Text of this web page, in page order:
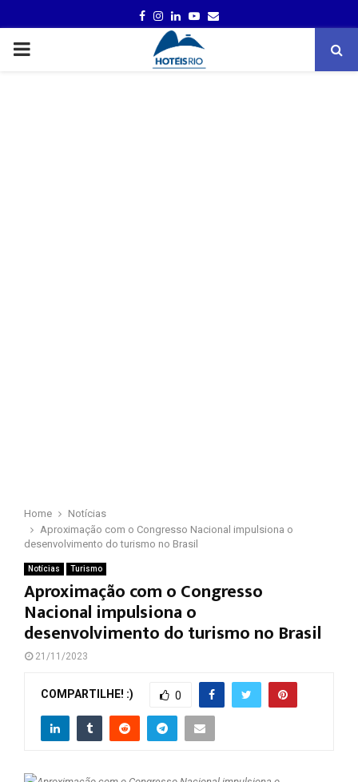
FACEBOOK
INSTAGRAM
LINKEDINYOUTUBE
EMAIL
PRIMARY
Home
Notícias
Aproximação com o Congresso Nacional impulsiona o
desenvolvimento do turismo no Brasil
Notícias Turismo
Aproximação com o Congresso
Nacional impulsiona o
desenvolvimento do turismo no Brasil
21/11/2023
COMPARTILHE! :) 0